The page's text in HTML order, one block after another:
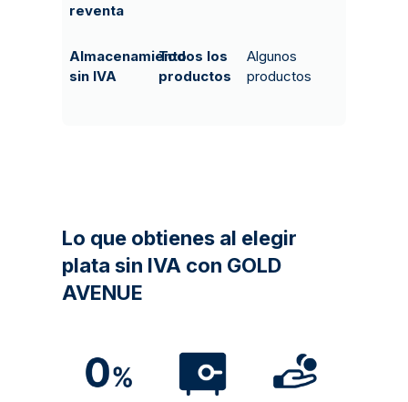
reventa
Almacenamiento
sin IVA
Todos los
productos
Algunos
productos
Lo que obtienes al elegir
plata sin IVA con GOLD
AVENUE